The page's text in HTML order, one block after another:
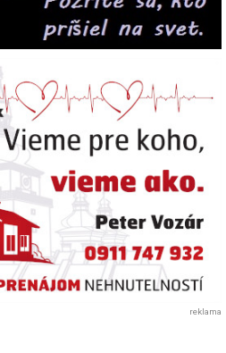
reklama